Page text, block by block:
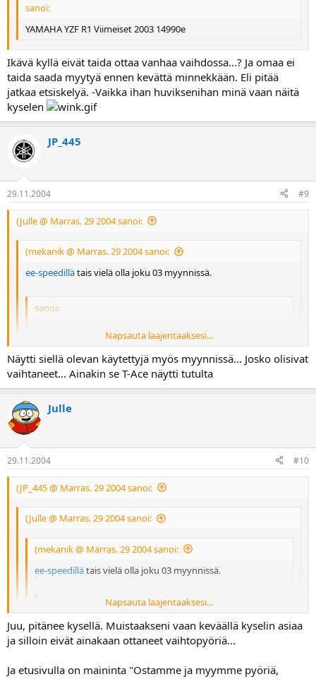
sanoi:
YAMAHA YZF R1 Viimeiset 2003 14990e
Ikävä kyllä eivät taida ottaa vanhaa vaihdossa...? Ja omaa ei
taida saada myytyä ennen kevättä minnekkään. Eli pitää
jatkaa etsiskelyä. -Vaikka ihan huviksenihan minä vaan näitä
kyselen
JP_445
29.11.2004 #9
(Julle @ Marras. 29 2004 sanoi:
(mekanik @ Marras. 29 2004 sanoi:
ee-speedillätais vielä olla joku 03 myynnissä.
sanoi:
Napsauta laajentaaksesi...
Ikävä kyllä eivät taida ottaa vanhaa vaihdossa...? Ja omaa ei taida
saada myytyä ennen kevättä minnekkään. Eli pitää jatkaa etsiskelyä.
-Vaikka ihan huviksenihan minä vaan näitä kyselen
Napsauta laajentaaksesi...
Näytti siellä olevan käytettyjä myös myynnissä... Josko olisivat
vaihtaneet... Ainakin se T-Ace näytti tutulta
Julle
29.11.2004 #10
(JP_445 @ Marras. 29 2004 sanoi:
(Julle @ Marras. 29 2004 sanoi:
(mekanik @ Marras. 29 2004 sanoi:
ee-speedillätais vielä olla joku 03 myynnissä.
YAMAHA YZF R1 Viimeiset 2003 14990e
Napsauta laajentaaksesi...
Napsauta laajentaaksesi...
taida saada myytyä ennen kevättä minnekkään. Eli pitää jatkaa
Napsauta laajentaaksesi...
vaihtaneet... Ainakin se T-Ace näytti tutulta
Napsauta laajentaaksesi...
Juu, pitänee kysellä. Muistaakseni vaan keväällä kyselin asiaa
ja silloin eivät ainakaan ottaneet vaihtopyöriä...
Ja etusivulla on maininta "Ostamme ja myymme pyöriä,